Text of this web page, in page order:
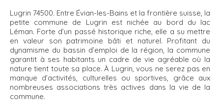
Lugrin 74500. Entre Évian-les-Bains et la frontière suisse, la
petite commune de Lugrin est nichée au bord du lac
Léman. Forte d’un passé historique riche, elle a su mettre
en valeur son patrimoine bâti et naturel. Profitant du
dynamisme du bassin d’emploi de la région, la commune
garantit à ses habitants un cadre de vie agréable où la
nature tient toute sa place. À Lugrin, vous ne serez pas en
manque d’activités, culturelles ou sportives, grâce aux
nombreuses associations très actives dans la vie de la
commune.